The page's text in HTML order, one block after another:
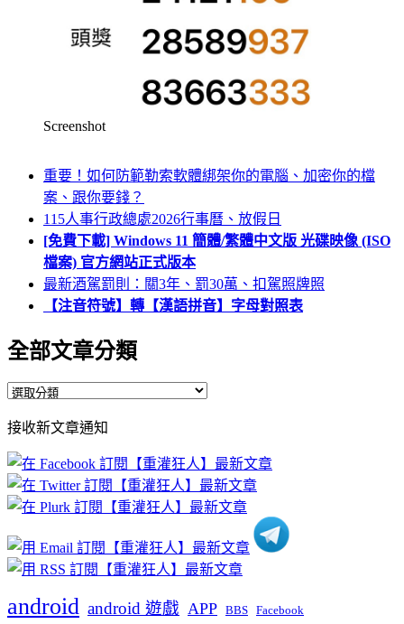
Screenshot
重要！如何防範勒索軟體綁架你的電腦、加密你的檔
案、跟你要錢？
115人事行政總處2026行事曆、放假日
[免費下載] Windows 11 簡體/繁體中文版 光碟映像 (ISO
檔案) 官方網站正式版本
最新酒駕罰則：關3年、罰30萬、扣駕照牌照
【注音符號】轉【漢語拼音】字母對照表
全部文章分類
全
文
章
分
類
接收新文章通知
android android 遊戲 APP BBS Facebook